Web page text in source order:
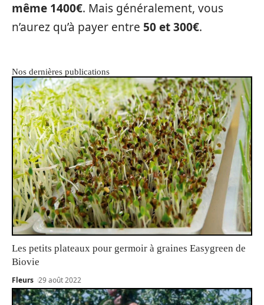
même 1400€. Mais généralement, vous
n’aurez qu’à payer entre 50 et 300€.
Nos dernières publications
Les petits plateaux pour germoir à graines Easygreen de
Biovie
Fleurs 29 août 2022